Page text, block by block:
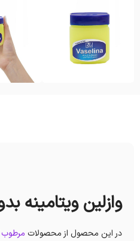
وازلین ویتامینه
در این محصول از محصولات مرطوب